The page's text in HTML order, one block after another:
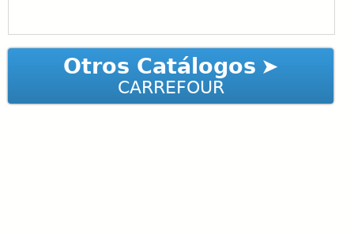
Otros Catálogos
CARREFOUR